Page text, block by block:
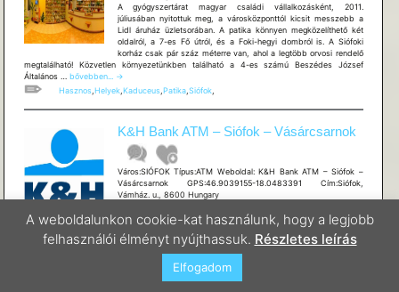
A gyógyszertárat magyar családi vállalkozásként, 2011.
júliusában nyitottuk meg, a városközponttól kicsit messzebb a
Lidl áruház üzletsorában. A patika könnyen megközelíthető két
oldalról, a 7-es Fő útról, és a Foki-hegyi dombról is. A Siófoki
korház csak pár száz méterre van, ahol a legtöbb orvosi rendelő
megtalálható! Közvetlen környezetünkben található a 4-es számú Beszédes József
Általános … Kaduceus
Gyógyszertár
bővebben...
→
Hasznos,Helyek,Kaduceus,Patika,Siófok,
K&H Bank ATM – Siófok – Vásárcsarnok
Város:SIÓFOK Típus:ATM Weboldal: K&H Bank ATM – Siófok –
Vásárcsarnok GPS:46.9039155-18.0483391 Cím:Siófok,
Vámház. u., 8600 Hungary
K&H Bank ATM – Siófok – K&H
A weboldalunkon cookie-kat használunk, hogy a legjobb
felhasználói élményt nyújthassuk. Részletes leírás
Elfogadom